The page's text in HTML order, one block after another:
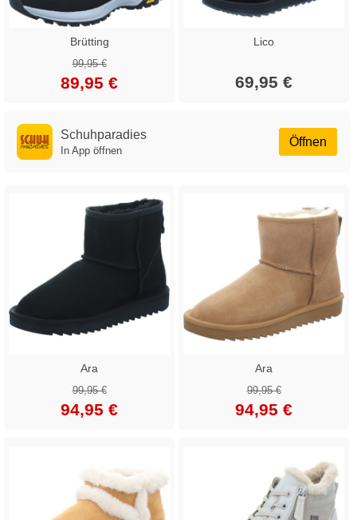
Brütting
99,95 €
89,95 €
Lico
69,95 €
Öffnen
Schuhparadies
In App öffnen
Ara
99,95 €
94,95 €
Ara
99,95 €
94,95 €